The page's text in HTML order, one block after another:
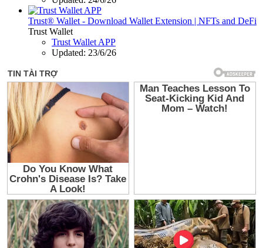
Trust® Wallet - Download Wallet Extension | NFTs and DeFi
Trust Wallet
Trust Wallet APP
Updated: 23/6/26